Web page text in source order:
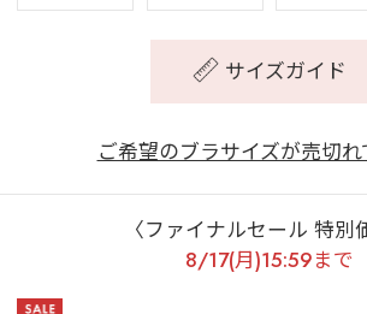
サイズガイド
ご希望のブラサイズが売切れ
〈ファイナルセール 特別
8/17(月)15:59まで